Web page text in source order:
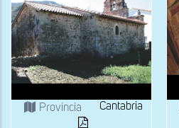
Provincia Cantabria